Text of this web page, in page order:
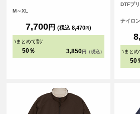
イルを表現。サステナブルな素材を
ンドアイテムやアーティストグッズ
にもおすすめです。
M～XL
7,700円 (税込 8,470円)
\まとめて割/
50％ 3,850 円（税込）
トと動
いるた
DTFプ
ナイロ
\まとめ
50